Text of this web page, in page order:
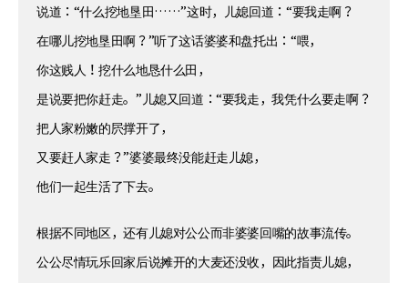
说道：“什么挖地垦田……”这时，儿媳回道：“要我走啊？
在哪儿挖地垦田啊？”听了这话婆婆和盘托出：“喂，
你这贱人！挖什么地恳什么田，
是说要把你赶走。”儿媳又回道：“要我走，我凭什么要走啊？
把人家粉嫩的屄撑开了，
又要赶人家走？”婆婆最终没能赶走儿媳，
他们一起生活了下去。
根据不同地区，还有儿媳对公公而非婆婆回嘴的故事流传。
公公尽情玩乐回家后说摊开的大麦还没收，因此指责儿媳，